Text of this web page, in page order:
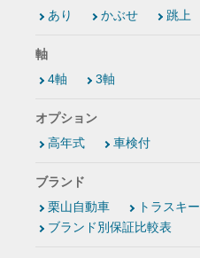
あり
かぶせ 跳上
軸
4軸
3軸
オプション
高年式
車検付
ブランド
栗山自動車
トラスキー
ブランド別保証比較表